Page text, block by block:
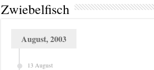
Zwiebelfisch
August, 2003
13 August